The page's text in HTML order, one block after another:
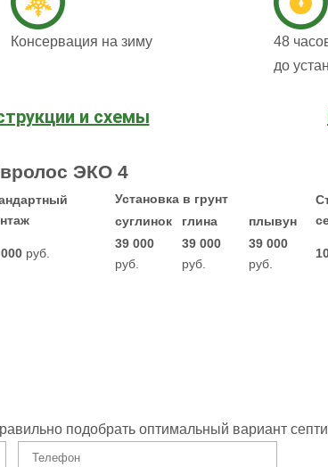
Консервация на зиму
48
до
и схемы
ЭКО 4
Установка в грунт
суглинок глина плывун
руб.
39 000
руб.
39 000
руб.
39 000
руб.
подобрать оптимальный вариант